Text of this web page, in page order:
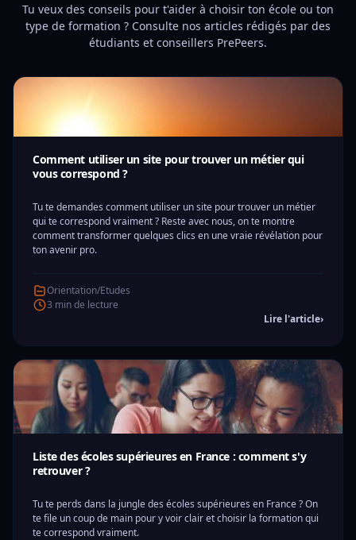
Tu veux des conseils pour t'aider à choisir ton école ou ton
type de formation ? Consulte nos articles rédigés par des
étudiants et conseillers PrePeers.
Comment utiliser un site pour trouver un métier qui
vous correspond ?
Tu te demandes comment utiliser un site pour trouver un métier
qui te correspond vraiment ? Reste avec nous, on te montre
comment transformer quelques clics en une vraie révélation pour
ton avenir pro.
Orientation/Etudes
3 min de lecture
Lire l'article›
Liste des écoles supérieures en France : comment s'y
retrouver ?
Tu te perds dans la jungle des écoles supérieures en France ? On
te file un coup de main pour y voir clair et choisir la formation qui
te correspond vraiment.